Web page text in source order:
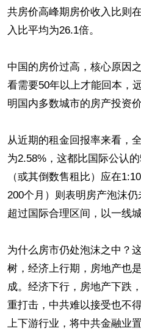
共房价高峰期房价收入比则
入比平均为26.1倍。
中国的房价过高，核心原因
看需要50年以上才能回本，
明国内多数城市的房产投资
从近期的租金回报率来看，
为2.58%，这都比国际公认
（或其倒数售租比）应在
200个月）则表明房产泡沫
超过国际合理区间，以一线
为什么房市仍处泡沫之中？
树，经济上行期，房地产也
成。经济下行，房地产下跌
重打击，中共难以接受也不
上下游行业，将中共金融业